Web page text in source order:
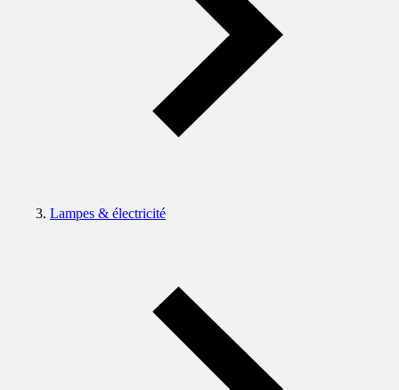
Lampes & électricité